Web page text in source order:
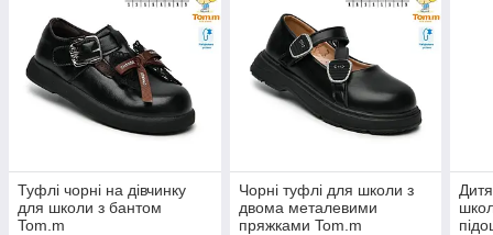
Туфлі чорні на дівчинку
для школи з бантом
Tom.m
Чорні туфлі для школи з
двома металевими
пряжками Tom.m